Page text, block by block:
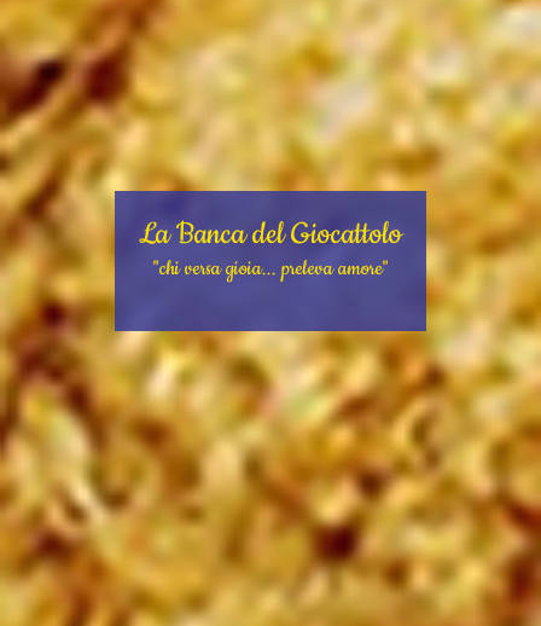
La Banca del Giocattolo
"chi versa gioia... preleva amore"